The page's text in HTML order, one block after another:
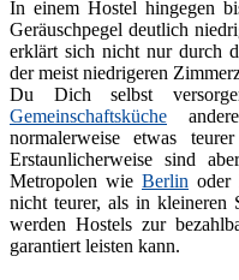
In einem Hostel hingegen
Geräuschpegel deutlich
erklärt sich nicht nur durch
der meist niedrigeren
Du Dich selbst
Gemeinschaftsküche
normalerweise etwas
Erstaunlicherweise sind
Metropolen wie Berlin oder
nicht teurer, als in kleineren
werden Hostels zur
garantiert leisten kann.